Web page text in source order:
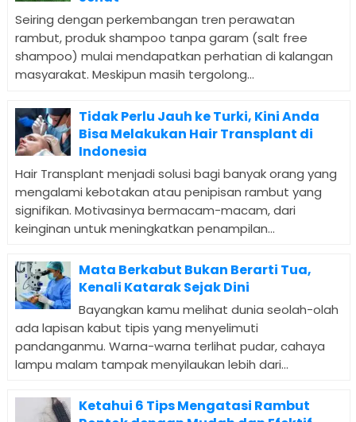
Seiring dengan perkembangan tren perawatan
rambut, produk shampoo tanpa garam (salt free
shampoo) mulai mendapatkan perhatian di kalangan
masyarakat. Meskipun masih tergolong...
Tidak Perlu Jauh ke Turki, Kini Anda
Bisa Melakukan Hair Transplant di
Indonesia
Hair Transplant menjadi solusi bagi banyak orang yang
mengalami kebotakan atau penipisan rambut yang
signifikan. Motivasinya bermacam-macam, dari
keinginan untuk meningkatkan penampilan...
Mata Berkabut Bukan Berarti Tua,
Kenali Katarak Sejak Dini
Bayangkan kamu melihat dunia seolah-olah
ada lapisan kabut tipis yang menyelimuti
pandanganmu. Warna-warna terlihat pudar, cahaya
lampu malam tampak menyilaukan lebih dari...
Ketahui 6 Tips Mengatasi Rambut